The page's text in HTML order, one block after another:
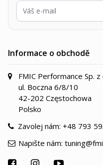
Informace o obchodě
FMIC Performance Sp. z
ul. Boczna 6/8/10
42-202 Częstochowa
Polsko
Zavolej nám: +48 793
Napište nám: